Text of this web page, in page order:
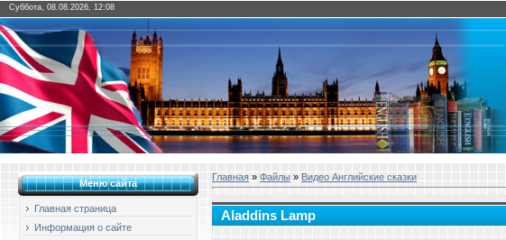
Суббота, 08.08.2026, 12:08
Меню сайта
Главная страница
Информация о сайте
Главная » Файлы » Видео Английские сказки
Aladdins Lamp